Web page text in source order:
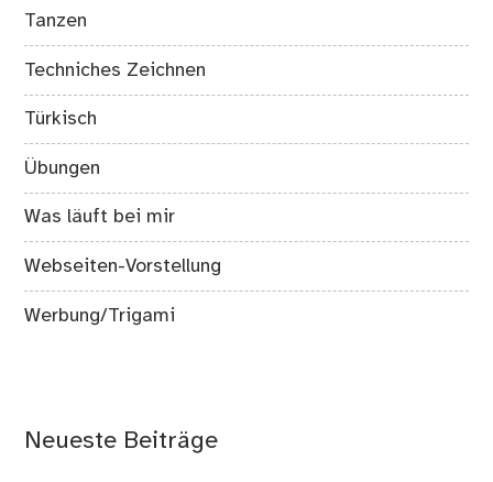
Tanzen
Techniches Zeichnen
Türkisch
Übungen
Was läuft bei mir
Webseiten-Vorstellung
Werbung/Trigami
Neueste Beiträge